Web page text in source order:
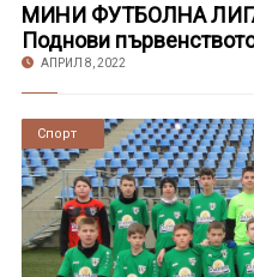
МИНИ ФУТБОЛНА
Поднови
АПРИЛ 8, 2022
Новини
Спорт